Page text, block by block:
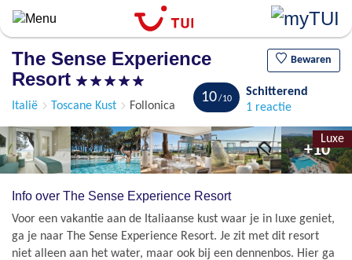
Overslaan
en
algemene
gaan
The Sense Experience
Resort
Bewaren
Italië Toscane Kust Follonica
Luxe
10
Schitterend
1 reactie
+10
Info over The Sense Experience Resort
Voor een vakantie aan de Italiaanse kust waar je in luxe geniet,
ga je naar The Sense Experience Resort. Je zit met dit resort
niet alleen aan het water, maar ook bij een dennenbos. Hier ga